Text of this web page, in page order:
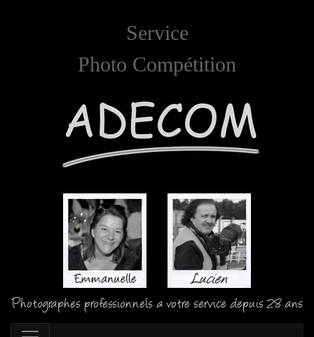
Service
Photo Compétition
Photographes professionnels a votre service depuis 28 ans